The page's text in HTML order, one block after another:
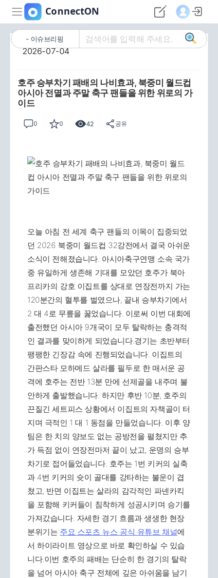
이슈브리핑
2026-07-04
호주 승부차기 패배의 나비효과, 북중미 월드컵
아시아 전멸과 주말 축구 팬들을 위한 위로의 가
이드
0 0 42 공유
오늘 아침 전 세계 축구 팬들의 이목이 집중되었
던 2026 북중미 월드컵 32강전에서 결국 아쉬운
소식이 전해졌습니다. 아시아축구연맹 소속 국가
중 유일하게 생존해 기대를 모았던 호주가 북아
프리카의 강호 이집트를 상대로 연장전까지 가는
120분간의 혈투를 벌였으나, 끝내 승부차기에서
2 대 4로 무릎을 꿇었습니다. 이로써 이번 대회에
출전했던 아시아 9개국이 모두 탈락하는 충격적
인 결과를 맞이하게 되었습니다.경기는 초반부터
팽팽한 긴장감 속에 진행되었습니다. 이집트의
간판스타 모하메드 살라를 필두로 한 매서운 공
격에 호주는 전반 13분 만에 선제골을 내주며 불
안하게 출발했습니다. 하지만 후반 10분, 호주의
끈질긴 세트피스 상황에서 이집트의 자책골이 터
지며 극적인 1 대 1 동점을 만들었습니다. 이후 양
팀은 한 치의 양보도 없는 공방전을 펼쳤지만 추
가 득점 없이 연장전마저 끝이 났고, 운명의 승부
차기로 접어들었습니다. 호주는 1번 키커의 실축
과 4번 키커의 슛이 골대를 강타하는 불운이 겹
쳤고, 반면 이집트는 살라의 감각적인 파넨카킥
을 포함해 키커들이 침착하게 성공시키며 승기를
가져갔습니다. 자세한 경기 흐름과 생생한 현장
분위기는 주요 스포츠 뉴스 공식 유튜브 채널에
서 하이라이트 영상으로 바로 확인하실 수 있습
니다.이번 호주의 패배는 단순히 한 경기의 탈락
을 넘어 아시아 축구 전체에 깊은 아쉬움을 남기